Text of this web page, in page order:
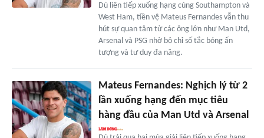
Dù liên tiếp xuống hạng cùng Southampton và
West Ham, tiền vệ Mateus Fernandes vẫn thu
hút sự quan tâm từ các ông lớn như Man Utd,
Arsenal và PSG nhờ bộ chỉ số tắc bóng ấn
tượng và tư duy đa năng.
Mateus Fernandes: Nghịch lý từ 2
lần xuống hạng đến mục tiêu
hàng đầu của Man Utd và Arsenal